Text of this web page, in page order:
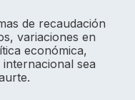
de recaudación
variaciones en
económica,
sea